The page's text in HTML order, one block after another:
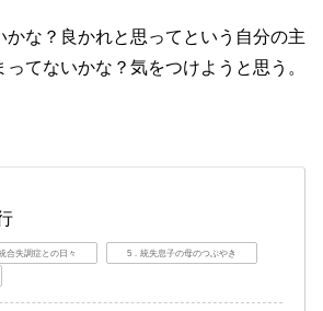
かな？良かれと思ってという自分の主
てないかな？気をつけようと思う。
合失調症との日々 5．統失息子の母のつぶやき